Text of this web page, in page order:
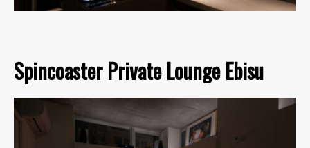
Spincoaster Private Lounge Ebisu